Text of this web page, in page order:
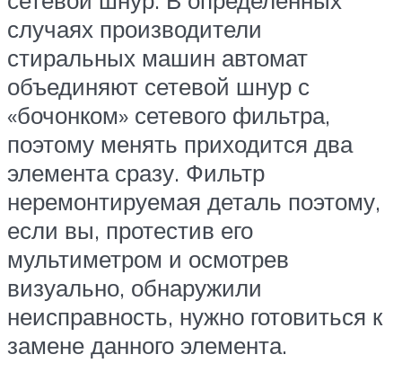
случаях производители
стиральных машин автомат
объединяют сетевой шнур с
«бочонком» сетевого фильтра,
поэтому менять приходится два
элемента сразу. Фильтр
неремонтируемая деталь поэтому,
если вы, протестив его
мультиметром и осмотрев
визуально, обнаружили
неисправность, нужно готовиться к
замене данного элемента.